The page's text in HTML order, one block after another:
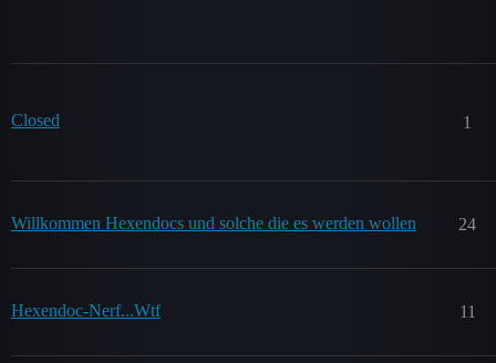
Closed 1
Willkommen Hexendocs und solche die es werden wollen 24
Hexendoc-Nerf...Wtf 11